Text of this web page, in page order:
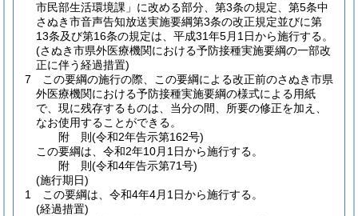
市民部生活環境課」に改める部分、第3条の規定、第5条中
さぬき市音声告知放送実施要綱第3条の改正規定並びに第
13条及び第16条の規定は、平成31年5月1日から施行する。
(さぬき市県外医療機関における予防接種実施要綱の一部改
正に伴う経過措置)
7
この要綱の施行の際、この要綱による改正前のさぬき市県
外医療機関における予防接種実施要綱の様式による用紙
で、現に残存するものは、当分の間、所要の修正を加え、
なお使用することができる。
附 則(令和2年告示第162号)
この要綱は、令和2年10月1日から施行する。
附 則(令和4年告示第71号)
(施行期日)
1
この要綱は、令和4年4月1日から施行する。
(経過措置)